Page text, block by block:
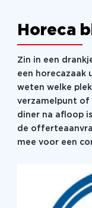
Zo’n stadstocht
diner is een
inbegrepen,
Neem hiervoor
verschillende
Kleinere
personen
Horeca
Zin in een
een horecazaak
weten welke
verzamelpunt of
diner na afloop
de
mee voor een